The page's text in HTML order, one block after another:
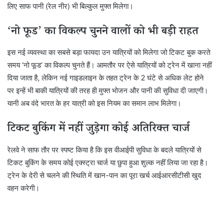
लिए साफ पानी (रेल नीर) भी बिल्कुल मुफ्त मिलेगा।
‘नो फूड’ का विकल्प चुनने वालों को भी बड़ी राहत
इस नई व्यवस्था का सबसे बड़ा फायदा उन यात्रियों को मिलेगा जो टिकट बुक करते
समय ‘नो फूड’ का विकल्प चुनते हैं। आमतौर पर ऐसे यात्रियों को ट्रेन में खाना नहीं
दिया जाता है, लेकिन नई गाइडलाइन के तहत ट्रेन के 2 घंटे से अधिक लेट होने
पर इन्हें भी बाकी यात्रियों की तरह ही मुफ्त भोजन और पानी की सुविधा दी जाएगी।
यानी अब वंदे भारत के हर यात्री को इस नियम का समान लाभ मिलेगा।
टिकट बुकिंग में नहीं जुड़ेगा कोई अतिरिक्त चार्ज
रेलवे ने साफ तौर पर स्पष्ट किया है कि इस वीआईपी सुविधा के बदले यात्रियों से
टिकट बुकिंग के समय कोई एक्स्ट्रा चार्ज या छुपा हुआ शुल्क नहीं लिया जा रहा है।
ट्रेन के देरी से चलने की स्थिति में खान-पान का पूरा खर्च आईआरसीटीसी खुद
वहन करेगी।